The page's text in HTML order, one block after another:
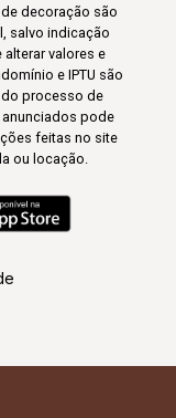
decoração são
salvo indicação
valores e
e IPTU são
processo de
pode
feitas no site
ou locação.